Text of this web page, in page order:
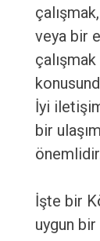
veya bir
İyi
bir
İşte bir
uygun